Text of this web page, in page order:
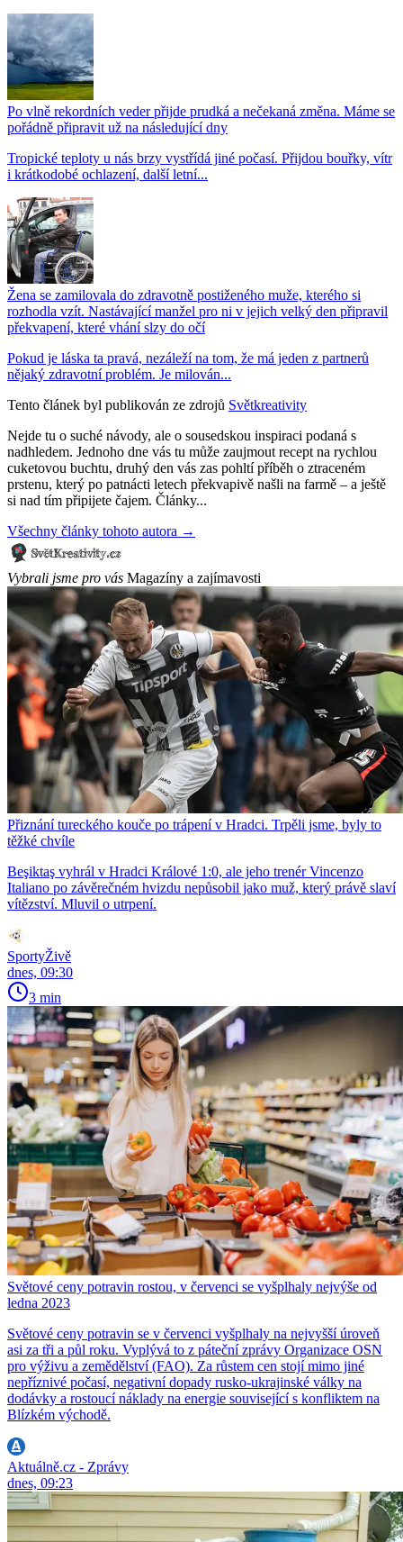
Po vlně rekordních veder přijde prudká a nečekaná změna. Máme se
pořádně připravit už na následující dny
Tropické teploty u nás brzy vystřídá jiné počasí. Přijdou bouřky, vítr
i krátkodobé ochlazení, další letní...
Žena se zamilovala do zdravotně postiženého muže, kterého si
rozhodla vzít. Nastávající manžel pro ni v jejich velký den připravil
překvapení, které vhání slzy do očí
Pokud je láska ta pravá, nezáleží na tom, že má jeden z partnerů
nějaký zdravotní problém. Je milován...
Tento článek byl publikován ze zdrojů Světkreativity
Nejde tu o suché návody, ale o sousedskou inspiraci podaná s
nadhledem. Jednoho dne vás tu může zaujmout recept na rychlou
cuketovou buchtu, druhý den vás zas pohltí příběh o ztraceném
prstenu, který po patnácti letech překvapivě našli na farmě – a ještě
si nad tím připijete čajem. Články...
Všechny články tohoto autora →
Vybrali jsme pro vás Magazíny a zajímavosti
Přiznání tureckého kouče po trápení v Hradci. Trpěli jsme, byly to
těžké chvíle
Beşiktaş vyhrál v Hradci Králové 1:0, ale jeho trenér Vincenzo
Italiano po závěrečném hvizdu nepůsobil jako muž, který právě slaví
vítězství. Mluvil o utrpení.
SportyŽivě
dnes, 09:30
3 min
Světové ceny potravin rostou, v červenci se vyšplhaly nejvýše od
ledna 2023
Světové ceny potravin se v červenci vyšplhaly na nejvyšší úroveň
asi za tři a půl roku. Vyplývá to z páteční zprávy Organizace OSN
pro výživu a zemědělství (FAO). Za růstem cen stojí mimo jiné
nepříznivé počasí, negativní dopady rusko-ukrajinské války na
dodávky a rostoucí náklady na energie související s konfliktem na
Blízkém východě.
Aktuálně.cz - Zprávy
dnes, 09:23